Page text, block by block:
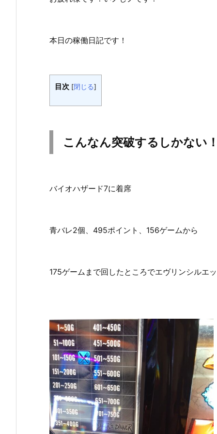
本日の稼働日記です！
目次 [閉じる]
こんなん突破するしかない
バイオハザード7に着席
青バレ2個、495ポイント、156ゲームから
175ゲームまで回したところでエヴリンシルエ